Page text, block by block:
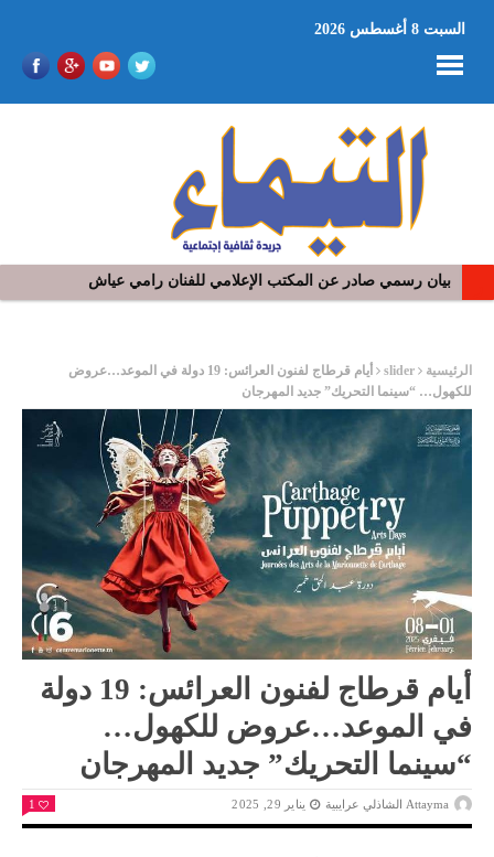
السبت 8 أغسطس 2026
بيان رسمي صادر عن المكتب الإعلامي للفنان رامي عياش
في افتتاح مهرجان بومخلوف الدولي: رؤوف ماهر يتالق و يشد الجمهور
الرئيسية slider
أيام قرطاج لفنون العرائس: 19 دولة في الموعد…عروض
للكهول… “سينما التحريك” جديد المهرجان
أيام قرطاج لفنون العرائس: 19 دولة
في الموعد…عروض للكهول…
“سينما التحريك” جديد المهرجان
Attayma الشاذلي عرايبية يناير 29, 2025 1